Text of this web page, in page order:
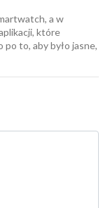
a w
które
to, aby było jasne,